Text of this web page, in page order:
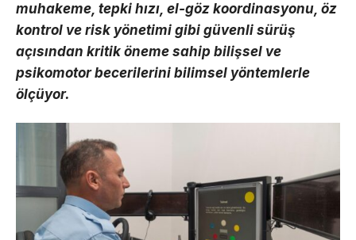
muhakeme, tepki hızı, el-göz koordinasyonu, öz
kontrol ve risk yönetimi gibi güvenli sürüş
açısından kritik öneme sahip bilişsel ve
psikomotor becerilerini bilimsel yöntemlerle
ölçüyor.